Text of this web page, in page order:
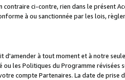
ci-contre, rien dans le présent
à ou sanctionnée par les lois,
d'amender à tout moment et à notre
ou les Politiques du Programme
compte Partenaires. La date de